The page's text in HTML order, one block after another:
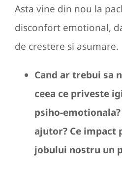
Asta vine din nou la
disconfort emotional,
de crestere si asumare.
Cand ar trebui sa
ceea ce priveste
psiho-
ajutor? Ce impact
jobului nostru un